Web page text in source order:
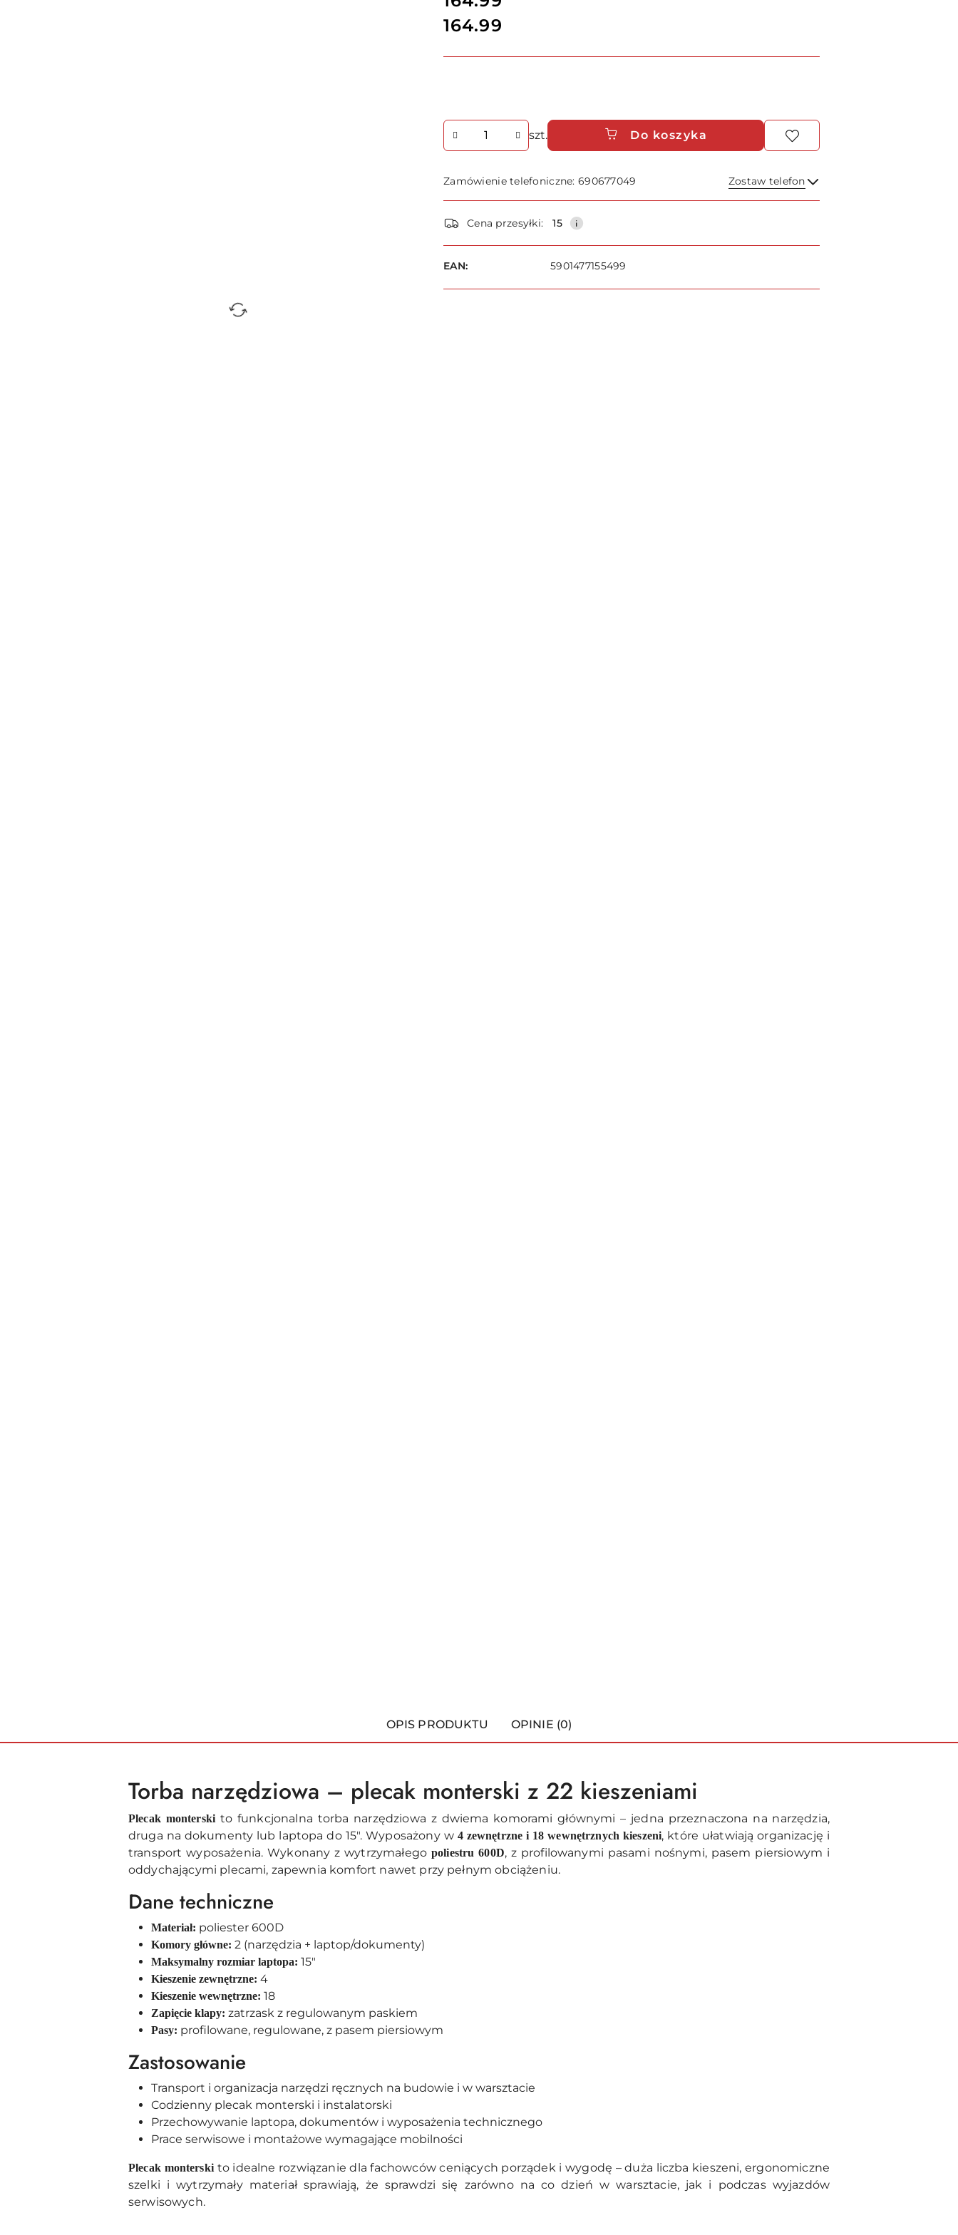
Cena:
164.99
Ilość
szt. Do koszyka
Zamówienie telefoniczne: 690677049 Zostaw telefon
Wyślij
Dostępność
i
dostawa
Cena przesyłki: 15
EAN: 5901477155499
OPIS PRODUKTU OPINIE (0)
Torba narzędziowa – plecak monterski z 22 kieszeniami
Plecak monterski to funkcjonalna torba narzędziowa z dwiema komorami głównymi – jedna przeznaczona na narzędzia,
druga na dokumenty lub laptopa do 15". Wyposażony w 4 zewnętrzne i 18 wewnętrznych kieszeni, które ułatwiają organizację i
transport wyposażenia. Wykonany z wytrzymałego poliestru 600D, z profilowanymi pasami nośnymi, pasem piersiowym i
oddychającymi plecami, zapewnia komfort nawet przy pełnym obciążeniu.
Dane techniczne
Materiał: poliester 600D
Komory główne: 2 (narzędzia + laptop/dokumenty)
Maksymalny rozmiar laptopa: 15"
Kieszenie zewnętrzne: 4
Kieszenie wewnętrzne: 18
Zapięcie klapy: zatrzask z regulowanym paskiem
Pasy: profilowane, regulowane, z pasem piersiowym
Zastosowanie
Transport i organizacja narzędzi ręcznych na budowie i w warsztacie
Codzienny plecak monterski i instalatorski
Przechowywanie laptopa, dokumentów i wyposażenia technicznego
Prace serwisowe i montażowe wymagające mobilności
Plecak monterskito idealne rozwiązanie dla fachowców ceniących porządek i wygodę – duża liczba kieszeni, ergonomiczne
szelki i wytrzymały materiał sprawiają, że sprawdzi się zarówno na co dzień w warsztacie, jak i podczas wyjazdów
serwisowych.